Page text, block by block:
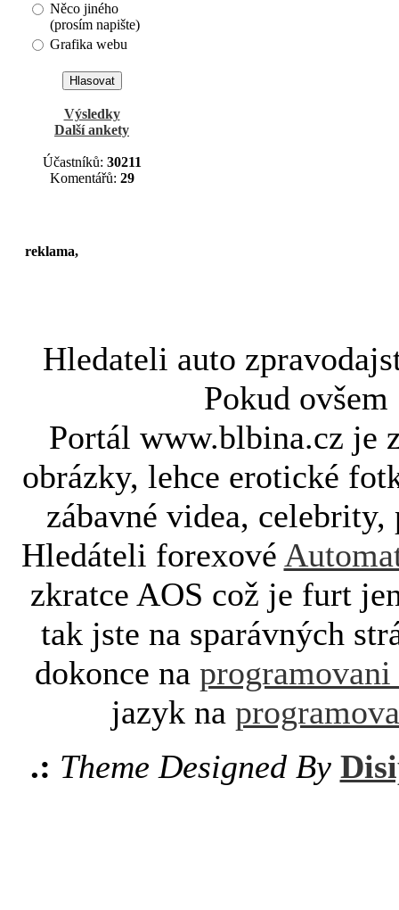
Něco jiného
(prosím napište)
Grafika webu
Výsledky
Další ankety
Účastníků: 30211
Komentářů: 29
reklama,
Hledateli auto
Pokud
Portál www.blbina.cz je
obrázky, lehce erotické
zábavné videa,
Hledáteli forexové
zkratce AOS což je furt
tak jste na sparávných
dokonce na programovani
jazyk na
.: Theme Designed By